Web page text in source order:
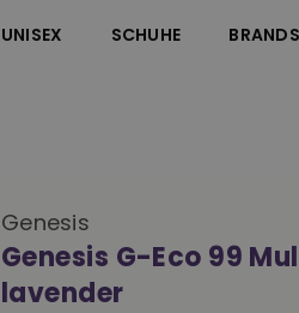
UNISEX SCHUHE BRANDS
Genesis
Genesis G-Eco 99
lavender